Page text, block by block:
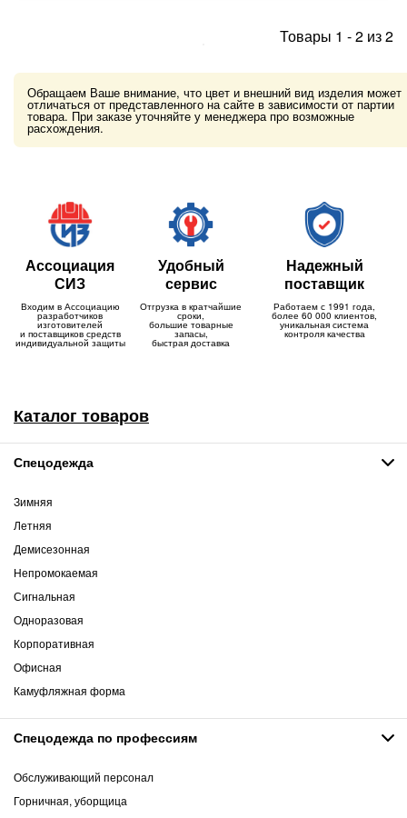
Товары 1 -2 из2
Обращаем Ваше внимание, что цвет и внешний вид изделия может
отличаться от представленного на сайте в зависимости от партии
товара. При заказе уточняйте у менеджера про возможные
расхождения.
Ассоциация
СИЗ
Входим в Ассоциацию
разработчиков
изготовителей
и поставщиков средств
индивидуальной защиты
Удобный
сервис
Отгрузка в кратчайшие
сроки,
большие товарные
запасы,
быстрая доставка
Надежный
поставщик
Работаем с 1991 года,
более 60 000 клиентов,
уникальная система
контроля качества
Каталог товаров
Спецодежда
Зимняя
Летняя
Демисезонная
Непромокаемая
Сигнальная
Одноразовая
Корпоративная
Офисная
Камуфляжная форма
Спецодежда по профессиям
Обслуживающий персонал
Горничная, уборщица